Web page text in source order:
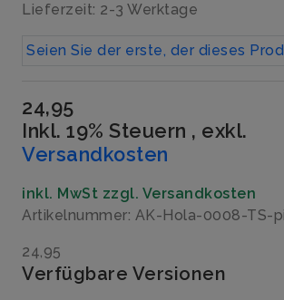
Lieferzeit: 2-3 Werktage
Seien Sie der erste, der dieses
24,95
Inkl. 19% Steuern , exkl.
Versandkosten
inkl. MwSt zzgl. Versandkosten
Artikelnummer: AK-Hola-0008-TS-
24,95
Verfügbare Versionen